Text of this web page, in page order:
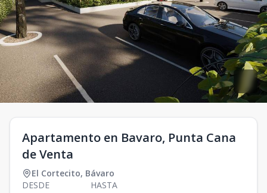
Apartamento en Bavaro, Punta Cana
de Venta
El Cortecito, Bávaro
DESDE
HASTA